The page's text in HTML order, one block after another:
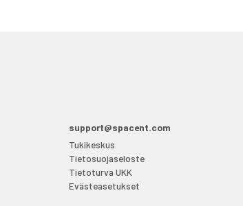
support@spacent.com
Tukikeskus
Tietosuojaseloste
Tietoturva UKK
Evästeasetukset